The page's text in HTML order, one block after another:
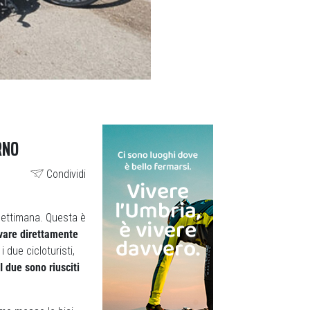
Condividi
Questa è
direttamente
due cicloturisti,
I due sono riusciti